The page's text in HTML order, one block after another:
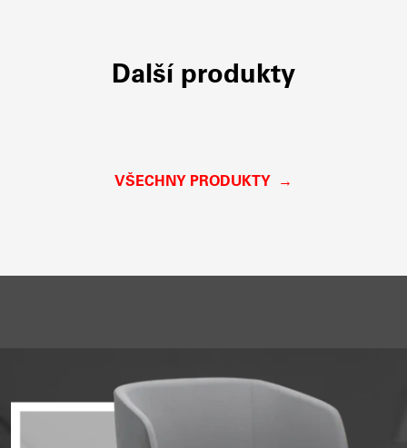
Další produkty
VŠECHNY PRODUKTY